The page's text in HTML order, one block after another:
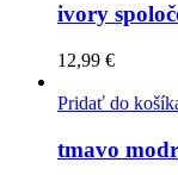
ivory
12,99 €
Pridať do
tmavo